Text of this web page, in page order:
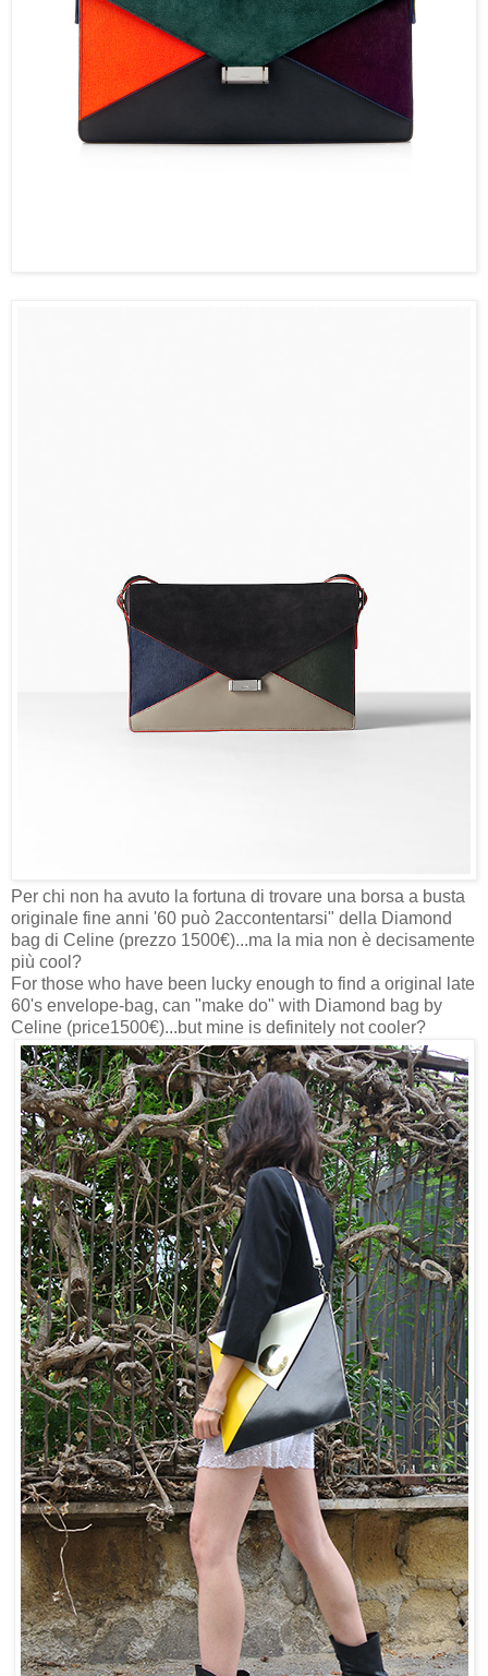
Per chi non ha avuto la fortuna di trovare una borsa a busta
originale fine anni '60 può 2accontentarsi" della Diamond
bag di Celine (prezzo 1500€)...ma la mia non è decisamente
più cool?
For those who have been lucky enough to find a original late
60's envelope-bag, can "make do" with Diamond bag by
Celine (price1500€)...but mine is definitely not cooler?